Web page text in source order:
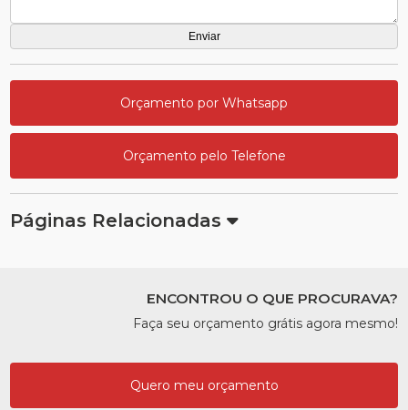
Orçamento por Whatsapp
Orçamento pelo Telefone
Páginas Relacionadas
ENCONTROU O QUE PROCURAVA?
Faça seu orçamento grátis agora mesmo!
Quero meu orçamento